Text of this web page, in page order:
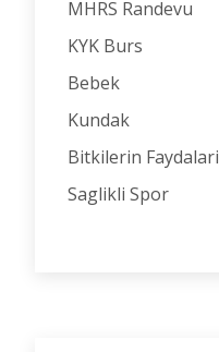
MHRS Randevu
KYK Burs
Bebek
Kundak
Bitkilerin Faydalari
Saglikli Spor